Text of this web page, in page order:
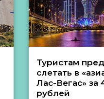
Туристам
слетать в
Лас-Вегас» за
рублей